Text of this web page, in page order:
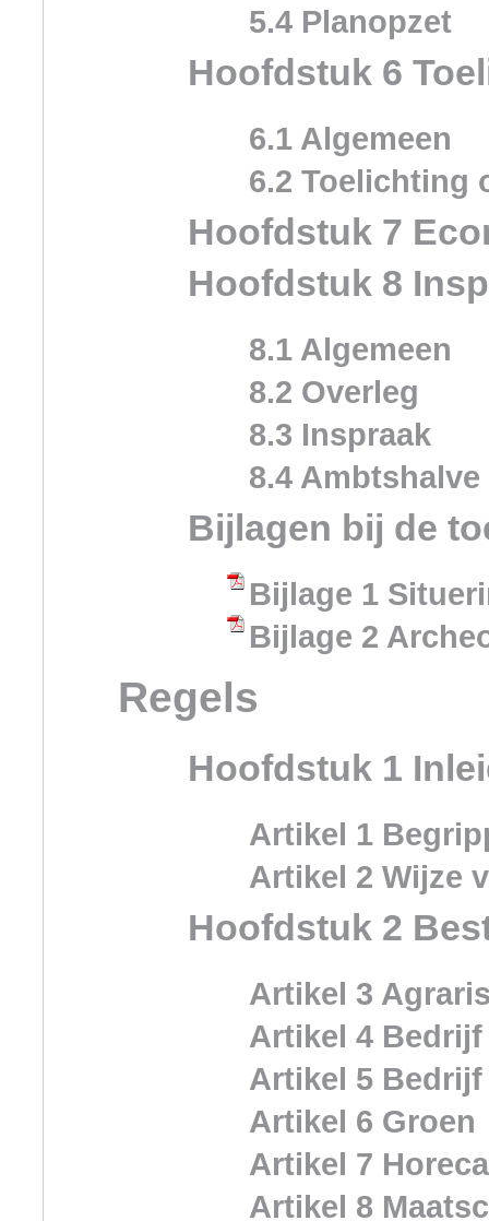
5.4 Planopzet
Hoofdstuk 6
6.1 Algemeen
6.2 Toelichting
Hoofdstuk 7
Hoofdstuk 8
8.1 Algemeen
8.2 Overleg
8.3 Inspraak
8.4
Bijlagen bij de
Bijlage 1
Bijlage 2
Regels
Hoofdstuk 1
Artikel 1
Artikel 2 Wijze
Hoofdstuk 2
Artikel 3
Artikel 4 Bedrijf
Artikel 5
Artikel 6 Groen
Artikel 7 Horeca
Artikel 8